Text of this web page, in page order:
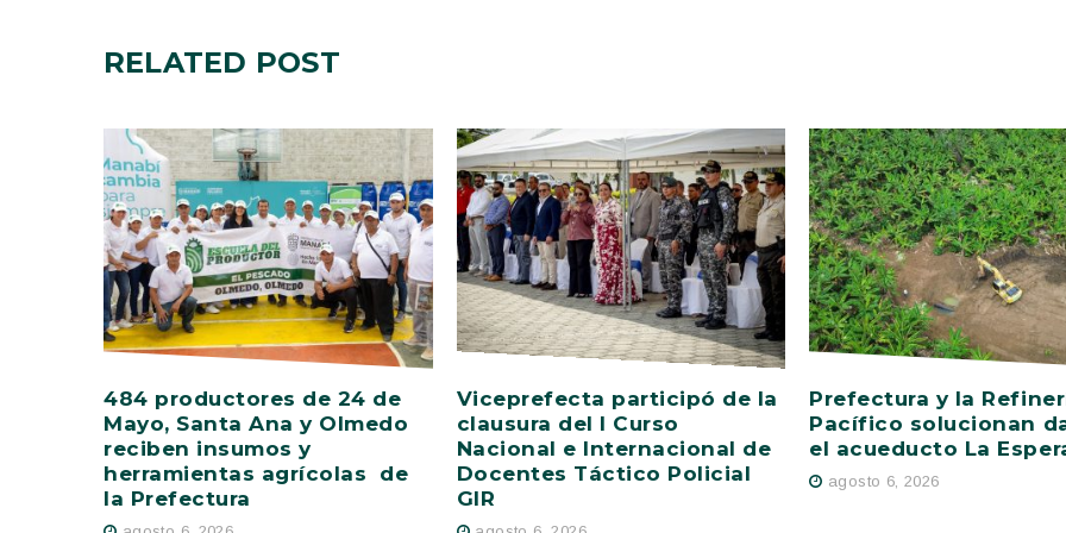
RELATED POST
484 productores de 24 de
Mayo, Santa Ana y Olmedo
reciben insumos y
herramientas agrícolas de
la Prefectura
Viceprefecta participó de la
clausura del I Curso
Nacional e Internacional de
Docentes Táctico Policial
GIR
Prefectura y la
Pacífico solucionan
el acueducto La
agosto 6, 2026